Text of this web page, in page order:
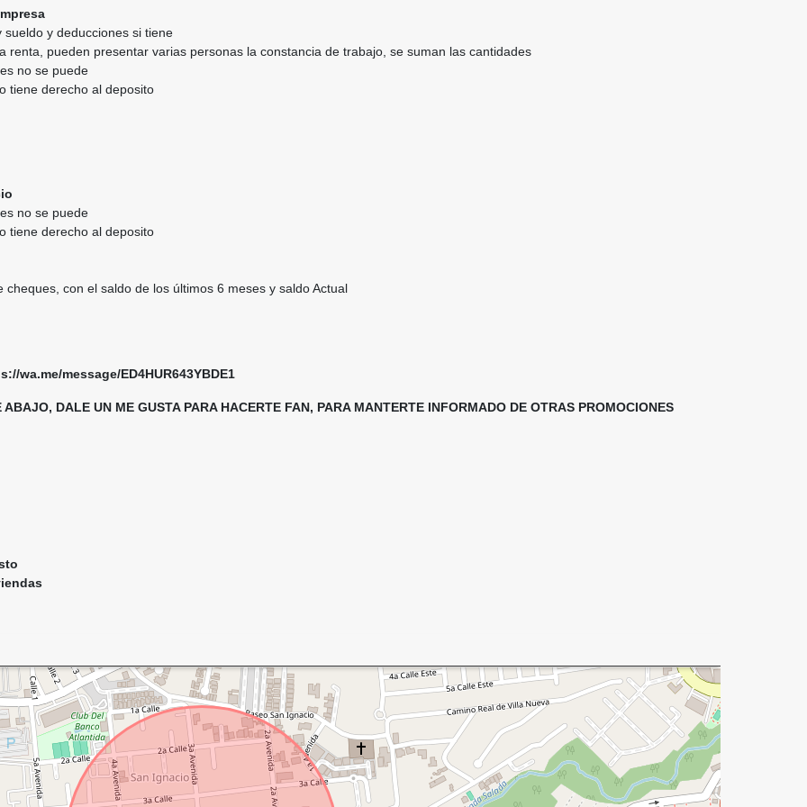
y deducciones si tiene
renta, pueden presentar varias personas la constancia de trabajo, se suman las cantidades
no se puede
tiene derecho al deposito
no se puede
tiene derecho al deposito
con el saldo de los últimos 6 meses y saldo Actual
wa.me/message/ED4HUR643YBDE1
DALE UN ME GUSTA PARA HACERTE FAN, PARA MANTERTE INFORMADO DE OTRAS PROMOCIONES